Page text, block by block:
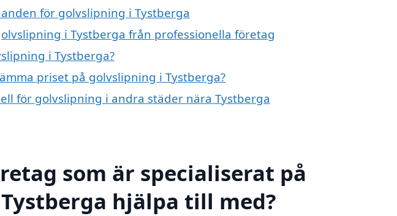
för golvslipning i Tystberga
i Tystberga från professionella företag
i Tystberga?
priset på golvslipning i Tystberga?
för golvslipning i andra städer nära Tystberga
som är specialiserat på
hjälpa till med?